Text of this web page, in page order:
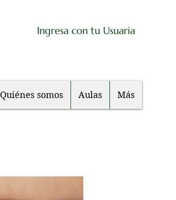
Ingresa con tu Usuaria
Quiénes somos Aulas Más